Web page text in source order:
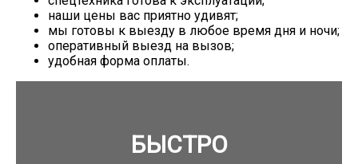
наши цены вас приятно удивят;
мы готовы к выезду в любое время дня и ночи;
оперативный выезд на вызов;
удобная форма оплаты.
БЫСТРО